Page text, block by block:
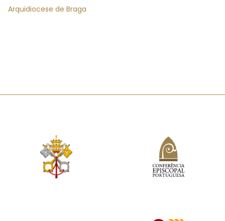
Arquidiocese de Braga